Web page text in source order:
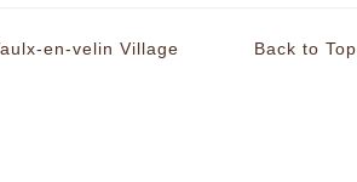
Back to Top
en-velin Village